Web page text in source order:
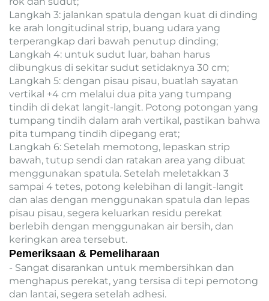
Langkah 3: jalankan spatula dengan kuat di dinding
ke arah longitudinal strip, buang udara yang
terperangkap dari bawah penutup dinding;
Langkah 4: untuk sudut luar, bahan harus
dibungkus di sekitar sudut setidaknya 30 cm;
Langkah 5: dengan pisau pisau, buatlah sayatan
vertikal +4 cm melalui dua pita yang tumpang
tindih di dekat langit-langit. Potong potongan yang
tumpang tindih dalam arah vertikal, pastikan bahwa
pita tumpang tindih dipegang erat;
Langkah 6: Setelah memotong, lepaskan strip
bawah, tutup sendi dan ratakan area yang dibuat
menggunakan spatula. Setelah meletakkan 3
sampai 4 tetes, potong kelebihan di langit-langit
dan alas dengan menggunakan spatula dan lepas
pisau pisau, segera keluarkan residu perekat
berlebih dengan menggunakan air bersih, dan
keringkan area tersebut.
Pemeriksaan & Pemeliharaan
- Sangat disarankan untuk membersihkan dan
menghapus perekat, yang tersisa di tepi pemotong
dan lantai, segera setelah adhesi.